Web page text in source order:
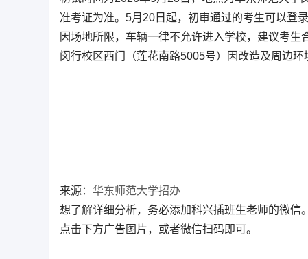
准考证为准。5月20日起，初审通过的考生可以登
因场地所限，车辆一律不允许进入学校，建议考生
闵行校区西门（莲花南路5005号）因改造及周边
来源： 华东师范大学招办
想了解详细分析，务必添加科兴插班生老师的微信。
点击下方广告图片，或者微信扫码即可。